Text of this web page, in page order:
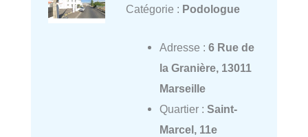
Catégorie : Podologue
Adresse : 6 Rue de
la Granière, 13011
Marseille
Quartier : Saint-
Marcel, 11e